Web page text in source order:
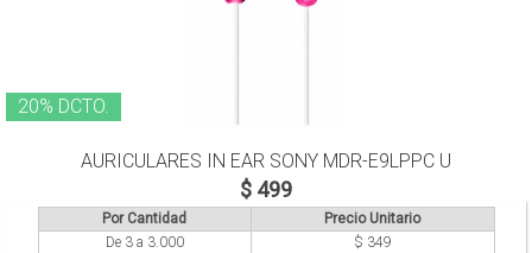
20% DCTO.
AURICULARES IN EAR SONY MDR-E9LPPC U
$ 499
Por Cantidad
Precio Unitario
De 3 a 3.000
$ 349